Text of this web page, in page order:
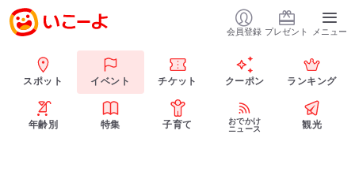
会員登録 プレゼント メニュー
スポット イベント チケット クーポン ランキング
年齢別 特集 子育て
おでかけ
ニュース
観光